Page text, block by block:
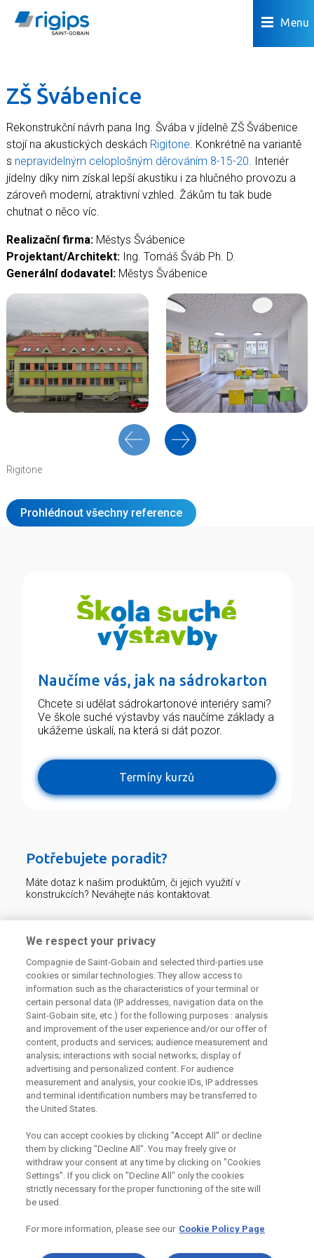
Menu
ZŠ Švábenice
Rekonstrukční návrh pana Ing. Švába v jídelně ZŠ Švábenice
stojí na akustických deskách Rigitone. Konkrétně na variantě
s nepravidelným celoplošným děrováním 8-15-20. Interiér
jídelny díky nim získal lepší akustiku i za hlučného provozu a
zároveň moderní, atraktivní vzhled. Žákům tu tak bude
chutnat o něco víc.
Realizační firma: Městys Švábenice
Projektant/Architekt: Ing. Tomáš Šváb Ph. D.
Generální dodavatel: Městys Švábenice
Rigitone
Prohlédnout všechny reference
Naučíme vás, jak na sádrokarton
Chcete si udělat sádrokartonové interiéry sami?
Ve škole suché výstavby vás naučíme základy a
ukážeme úskalí, na která si dát pozor.
Termíny kurzů
Potřebujete poradit?
Máte dotaz k našim produktům, či jejich využití v
konstrukcích? Neváhejte nás kontaktovat.
226 292 224 Zaslat dotaz
Odebírejte náš newsletter
Právní Podmínky
Souhlas se zpracováním osobních údajů a cookies
Souhlas se zpracováním osobních údajů k marketingovým
účelům
CZ a.s., IČ:25029673, se sídlem
We respect your privacy
Compagnie de Saint-Gobain and selected third-parties use
cookies or similar technologies. They allow access to
information such as the characteristics of your terminal or
certain personal data (IP addresses, navigation data on the
Saint-Gobain site, etc.) for the following purposes : analysis
and improvement of the user experience and/or our offer of
content, products and services; audience measurement and
analysis; interactions with social networks; display of
advertising and personalized content. For audience
measurement and analysis, your cookie IDs, IP addresses
and terminal identification numbers may be transferred to
the United States.
You can accept cookies by clicking "Accept All" or decline
them by clicking "Decline All". You may freely give or
withdraw your consent at any time by clicking on "Cookies
Settings". If you click on "Decline All" only the cookies
strictly necessary for the proper functioning of the site will
be used.
For more information, please see our Cookie Policy Page